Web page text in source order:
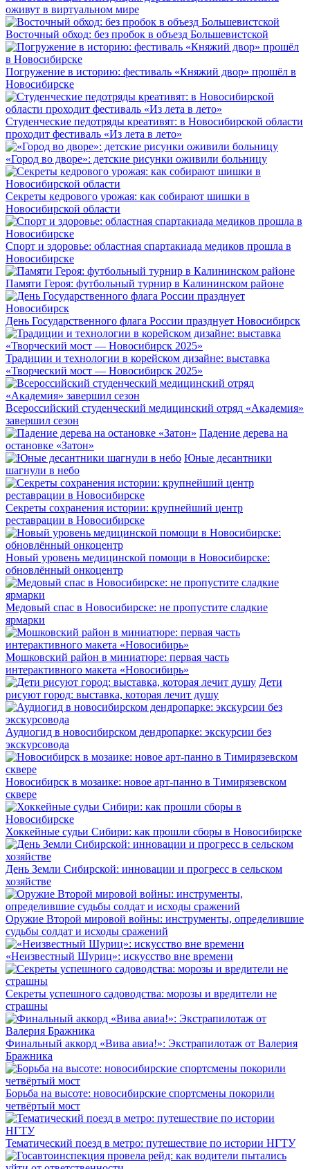
оживут в виртуальном мире
Восточный обход: без пробок в объезд Большевистской
Погружение в историю: фестиваль «Княжий двор» прошёл в
Новосибирске
Студенческие педотряды креативят: в Новосибирской области
проходит фестиваль «Из лета в лето»
«Город во дворе»: детские рисунки оживили больницу
Секреты кедрового урожая: как собирают шишки в
Новосибирской области
Спорт и здоровье: областная спартакиада медиков прошла в
Новосибирске
Памяти Героя: футбольный турнир в Калининском районе
День Государственного флага России празднует Новосибирск
Традиции и технологии в корейском дизайне: выставка
«Творческий мост — Новосибирск 2025»
Всероссийский студенческий медицинский отряд «Академия»
завершил сезон
Падение дерева на
остановке «Затон»
Юные десантники
шагнули в небо
Секреты сохранения истории: крупнейший центр
реставрации в Новосибирске
Новый уровень медицинской помощи в Новосибирске:
обновлённый онкоцентр
Медовый спас в Новосибирске: не пропустите сладкие
ярмарки
Мошковский район в миниатюре: первая часть
интерактивного макета «Новосибирь»
Дети
рисуют город: выставка, которая лечит душу
Аудиогид в новосибирском дендропарке: экскурсии без
экскурсовода
Новосибирск в мозаике: новое арт-панно в Тимирязевском
сквере
Хоккейные судьи Сибири: как прошли сборы в Новосибирске
День Земли Сибирской: инновации и прогресс в сельском
хозяйстве
Оружие Второй мировой войны: инструменты, определившие
судьбы солдат и исходы сражений
«Неизвестный Шуриц»: искусство вне времени
Секреты успешного садоводства: морозы и вредители не
страшны
Финальный аккорд «Вива авиа!»: Экстрапилотаж от Валерия
Бражника
Борьба на высоте: новосибирские спортсмены покорили
четвёртый мост
Тематический поезд в метро: путешествие по истории НГТУ